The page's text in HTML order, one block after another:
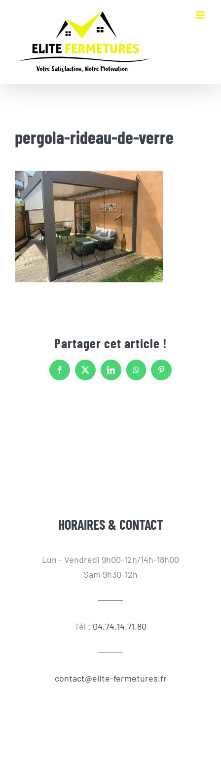
pergola-rideau-de-verre
Partager cet article !
Facebook
X LinkedInWhatsAppPinterest
HORAIRES & CONTACT
Lun - Vendredi 9h00-12h/14h-18h00
Sam 9h30-12h
Tél : 04.74.14.71.80
contact@elite-fermetures.fr